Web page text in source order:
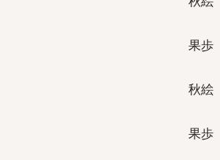
果歩
秋絵
果歩